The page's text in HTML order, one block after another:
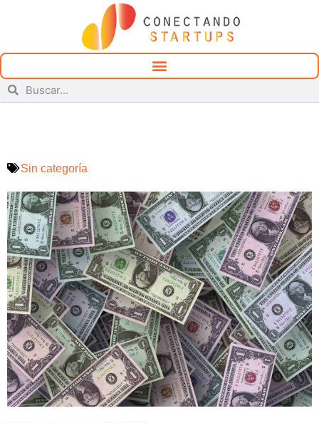
Sin categoría